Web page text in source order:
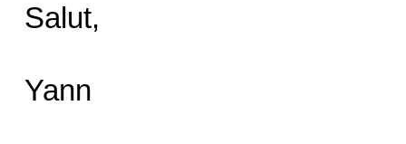
Salut,
Yann